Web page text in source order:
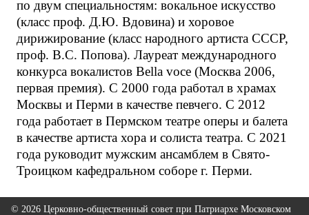
по двум специальностям: вокальное искусство
(класс проф. Д.Ю. Вдовина) и хоровое
дирижирование (класс народного артиста СССР,
проф. В.С. Попова). Лауреат международного
конкурса вокалистов Bella voce (Москва 2006,
первая премия). С 2000 года работал в храмах
Москвы и Перми в качестве певчего. С 2012
года работает в Пермском театре оперы и балета
в качестве артиста хора и солиста театра. С 2021
года руководит мужским ансамблем в Свято-
Троицком кафедральном соборе г. Перми.
© 2026 Церковно-общественный совет при Патриархе Московском